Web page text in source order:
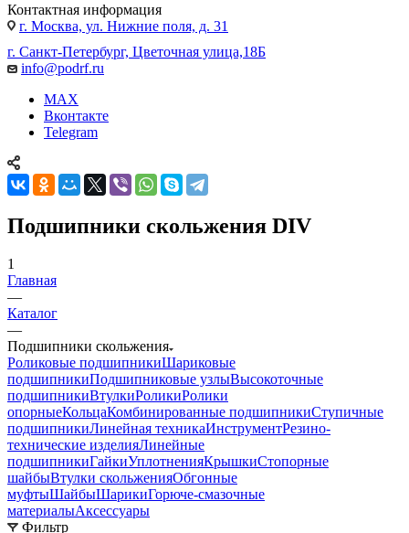
Контактная информация
г. Москва, ул. Нижние поля, д. 31
г. Санкт-Петербург, Цветочная улица,18Б
info@podrf.ru
MAX
Вконтакте
Telegram
Подшипники скольжения DIV
1
Главная
—
Каталог
—
Подшипники скольжения
Роликовые подшипникиШариковые
подшипникиПодшипниковые узлыВысокоточные
подшипникиВтулкиРоликиРолики
опорныеКольцаКомбинированные подшипникиСтупичные
подшипникиЛинейная техникаИнструментРезино-
технические изделияЛинейные
подшипникиГайкиУплотненияКрышкиСтопорные
шайбыВтулки скольженияОбгонные
муфтыШайбыШарикиГорюче-смазочные
материалыАксессуары
Фильтр